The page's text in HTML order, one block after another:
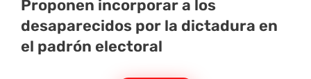
Proponen incorporar a los
desaparecidos por la dictadura en
el padrón electoral